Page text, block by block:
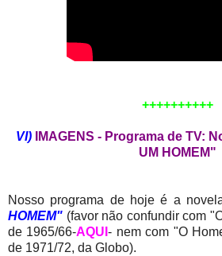
++++++++++
VI)
IMAGENS - Programa de TV:
UM HOMEM"
Nosso programa de hoje é a
HOMEM" (favor não confundir com
de 1965/66-AQUI- nem com "O
de 1971/72, da Globo).